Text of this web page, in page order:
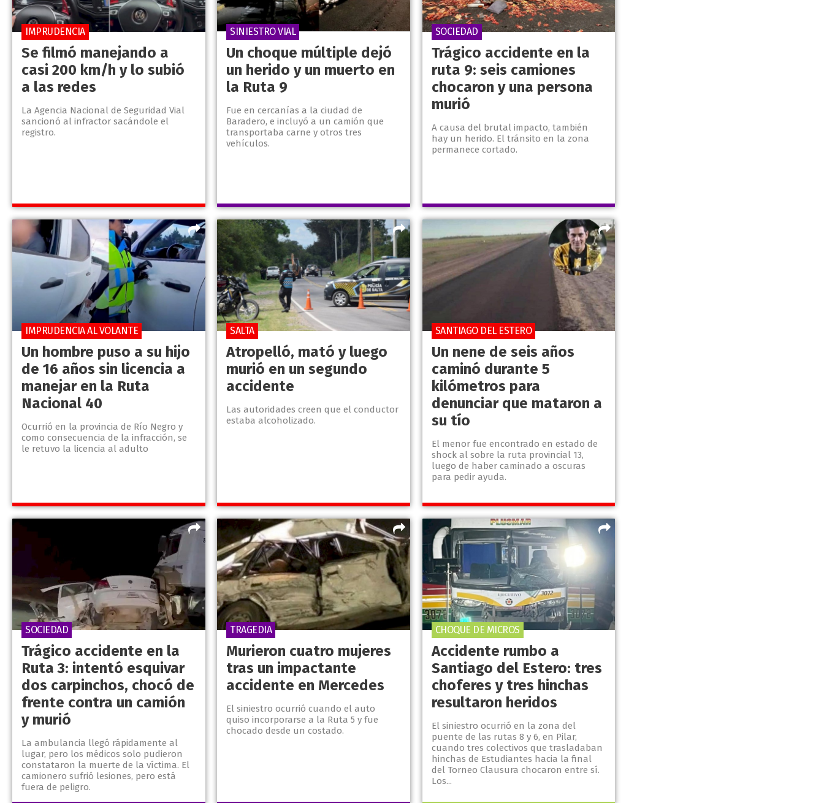
Se filmó manejando a
casi 200 km/h y lo subió
a las redes
La Agencia Nacional de Seguridad Vial
sancionó al infractor sacándole el
registro.
IMPRUDENCIA
Un choque múltiple dejó
un herido y un muerto en
la Ruta 9
Fue en cercanías a la ciudad de
Baradero, e incluyó a un camión que
transportaba carne y otros tres
vehículos.
SINIESTRO VIAL
Trágico accidente en la
ruta 9: seis camiones
chocaron y una persona
murió
A causa del brutal impacto, también
hay un herido. El tránsito en la zona
permanece cortado.
SOCIEDAD
Un hombre puso a su hijo
de 16 años sin licencia a
manejar en la Ruta
Nacional 40
Ocurrió en la provincia de Río Negro y
como consecuencia de la infracción, se
le retuvo la licencia al adulto
IMPRUDENCIA AL VOLANTE
Atropelló, mató y luego
murió en un segundo
accidente
Las autoridades creen que el conductor
estaba alcoholizado.
SALTA
Un nene de seis años
caminó durante 5
kilómetros para
denunciar que mataron a
su tío
El menor fue encontrado en estado de
shock al sobre la ruta provincial 13,
luego de haber caminado a oscuras
para pedir ayuda.
SANTIAGO DEL ESTERO
Trágico accidente en la
Ruta 3: intentó esquivar
dos carpinchos, chocó de
frente contra un camión
y murió
La ambulancia llegó rápidamente al
lugar, pero los médicos solo pudieron
constataron la muerte de la víctima. El
camionero sufrió lesiones, pero está
fuera de peligro.
SOCIEDAD
Murieron cuatro mujeres
tras un impactante
accidente en Mercedes
El siniestro ocurrió cuando el auto
quiso incorporarse a la Ruta 5 y fue
chocado desde un costado.
TRAGEDIA
Accidente rumbo a
Santiago del Estero: tres
choferes y tres hinchas
resultaron heridos
El siniestro ocurrió en la zona del
puente de las rutas 8 y 6, en Pilar,
cuando tres colectivos que trasladaban
hinchas de Estudiantes hacia la final
del Torneo Clausura chocaron entre sí.
Los...
CHOQUE DE MICROS